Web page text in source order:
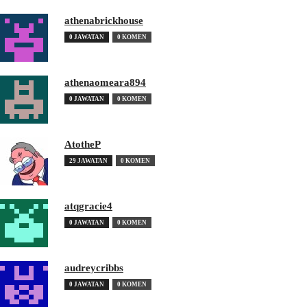
athenabrickhouse
0 JAWATAN 0 KOMEN
athenaomeara894
0 JAWATAN 0 KOMEN
AtotheP
29 JAWATAN 0 KOMEN
atqgracie4
0 JAWATAN 0 KOMEN
audreycribbs
0 JAWATAN 0 KOMEN